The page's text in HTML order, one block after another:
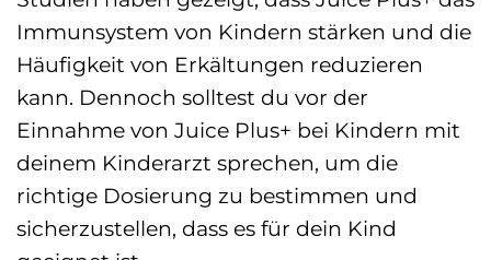
Immunsystem von Kindern stärken und die
Häufigkeit von Erkältungen reduzieren
kann. Dennoch solltest du vor der
Einnahme von Juice Plus+ bei Kindern mit
deinem Kinderarzt sprechen, um die
richtige Dosierung zu bestimmen und
sicherzustellen, dass es für dein Kind